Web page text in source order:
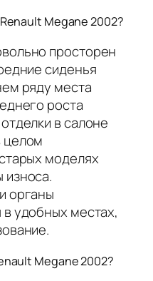
Megane 2002?
просторен
сиденья
ряду места
роста
в салоне
целом
моделях
органы
удобных местах,
Megane 2002?